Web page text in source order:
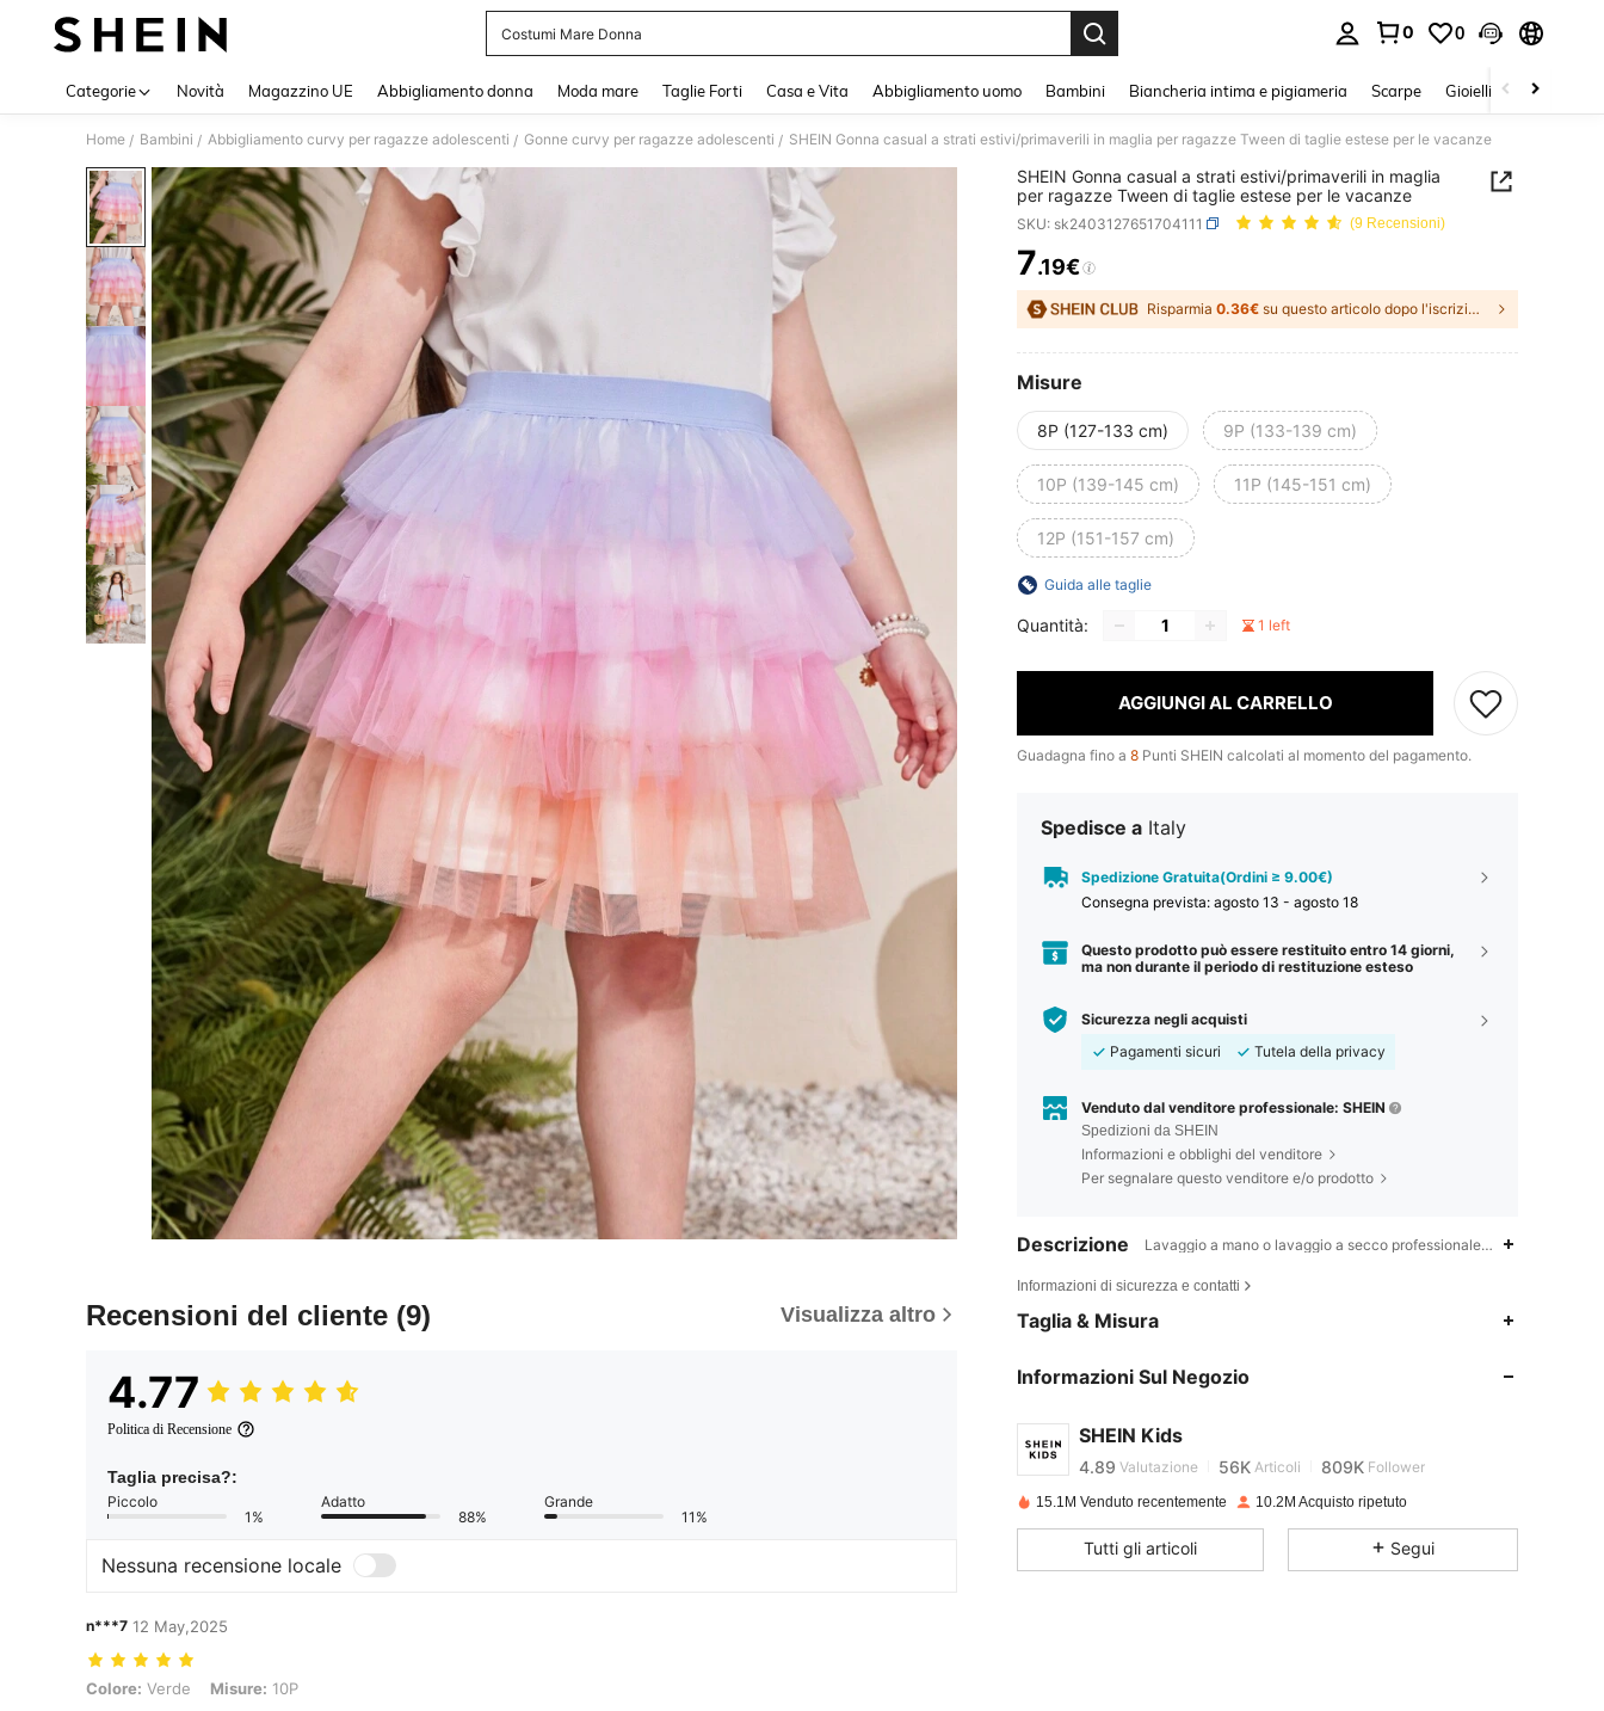
Costumi Mare Donna
0 0
Categorie Novità Magazzino UE Abbigliamento donna Moda mare Taglie Forti Casa e Vita Abbigliamento uomo Bambini Biancheria intima e pigiameria Scarpe Gioielli E Accessori
Home / Bambini / Abbigliamento curvy per ragazze adolescenti / Gonne curvy per ragazze adolescenti / SHEIN Gonna casual a strati estivi/primaverili in maglia per ragazze Tween di taglie estese per le vacanze
Recensioni del cliente (9) Visualizza altro
4.77
Politica di Recensione
Taglia precisa?:
Piccolo
1%
Adatto
88%
Grande
11%
Nessuna recensione locale
n***7 12 May,2025
Colore: Verde, Misure: 10P
Colore: Verde Misure: 10P
SHEIN Gonna casual a strati estivi/primaverili in maglia
per ragazze Tween di taglie estese per le vacanze
SKU: sk2403127651704111 (9 Recensioni)
PRICE AND AVAILABILITY
7.19€
Risparmia 0.36€ su questo articolo dopo l'iscrizione.
Misure
8P (127-133 cm) 9P (133-139 cm)
10P (139-145 cm) 11P (145-151 cm)
12P (151-157 cm)
Guida alle taglie
Quantità: 1 left
AGGIUNGI AL CARRELLO
Guadagna fino a 8 Punti SHEIN calcolati al momento del pagamento.
Spedisce a Italy
Spedizione Gratuita(Ordini ≥ 9.00€)
Consegna prevista: agosto 13 - agosto 18
Questo prodotto può essere restituito entro 14 giorni,
ma non durante il periodo di restituzione esteso
Sicurezza negli acquisti
Pagamenti sicuri
Tutela della privacy
Venduto dal venditore professionale: SHEIN
Spedizioni da SHEIN
Informazioni e obblighi del venditore
Per segnalare questo venditore e/o prodotto
Descrizione Lavaggio a mano o lavaggio a secco professionale,100%
Informazioni di sicurezza e contatti
Taglia & Misura
Informazioni Sul Negozio
SHEIN Kids
4.89
4.89 Valutazione 56K Articoli 809K Follower
4.89
15.1M Venduto recentemente 10.2M Acquisto ripetuto
Tutti gli articoli Segui